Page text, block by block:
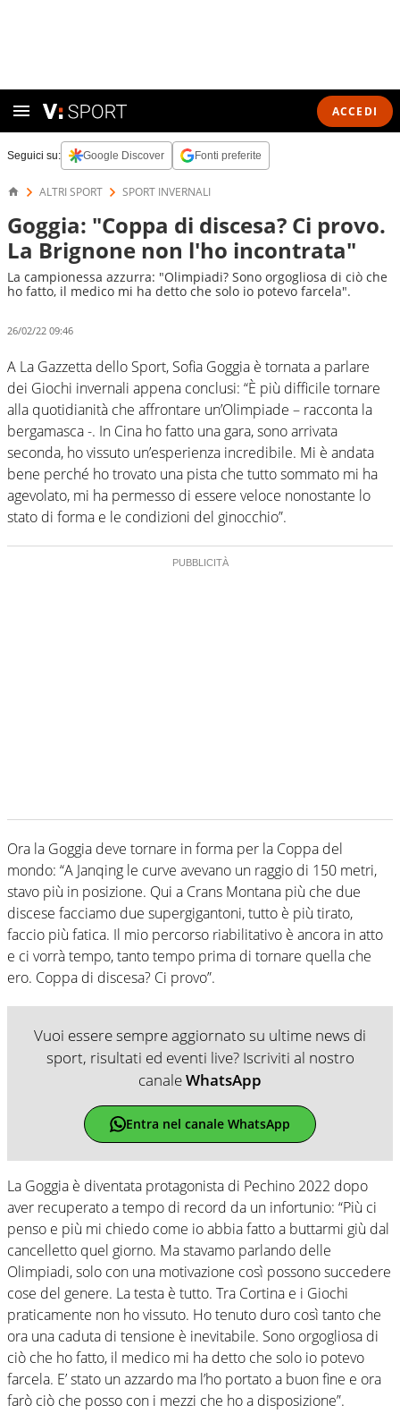
ACCEDI
Seguici su: Google Discover Fonti preferite
ALTRI SPORT SPORT INVERNALI
Goggia: "Coppa di discesa? Ci provo.
La Brignone non l'ho incontrata"
La campionessa azzurra: "Olimpiadi? Sono orgogliosa di ciò che
ho fatto, il medico mi ha detto che solo io potevo farcela".
26/02/22 09:46
A La Gazzetta dello Sport, Sofia Goggia è tornata a parlare
dei Giochi invernali appena conclusi: “È più difficile tornare
alla quotidianità che affrontare un’Olimpiade – racconta la
bergamasca -. In Cina ho fatto una gara, sono arrivata
seconda, ho vissuto un’esperienza incredibile. Mi è andata
bene perché ho trovato una pista che tutto sommato mi ha
agevolato, mi ha permesso di essere veloce nonostante lo
stato di forma e le condizioni del ginocchio”.
Ora la Goggia deve tornare in forma per la Coppa del
mondo: “A Janqing le curve avevano un raggio di 150 metri,
stavo più in posizione. Qui a Crans Montana più che due
discese facciamo due supergigantoni, tutto è più tirato,
faccio più fatica. Il mio percorso riabilitativo è ancora in atto
e ci vorrà tempo, tanto tempo prima di tornare quella che
ero. Coppa di discesa? Ci provo”.
Vuoi essere sempre aggiornato su ultime news di
sport, risultati ed eventi live? Iscriviti al nostro
canaleWhatsApp
Entra nel canale WhatsApp
La Goggia è diventata protagonista di Pechino 2022 dopo
aver recuperato a tempo di record da un infortunio: “Più ci
penso e più mi chiedo come io abbia fatto a buttarmi giù dal
cancelletto quel giorno. Ma stavamo parlando delle
Olimpiadi, solo con una motivazione così possono succedere
cose del genere. La testa è tutto. Tra Cortina e i Giochi
praticamente non ho vissuto. Ho tenuto duro così tanto che
ora una caduta di tensione è inevitabile. Sono orgogliosa di
ciò che ho fatto, il medico mi ha detto che solo io potevo
farcela. E’ stato un azzardo ma l’ho portato a buon fine e ora
farò ciò che posso con i mezzi che ho a disposizione”.